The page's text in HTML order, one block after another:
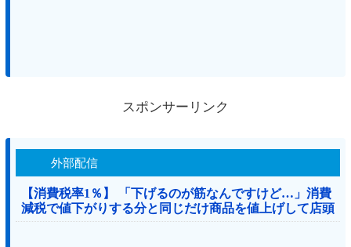
スポンサーリンク
外部配信
【消費税率1％】 「下げるのが筋なんですけど…」消費
減税で値下がりする分と同じだけ商品を値上げして店頭
価格を変えない店も